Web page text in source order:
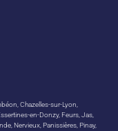
Chazelles-sur-Lyon,
en-Donzy, Feurs, Jas,
Nervieux, Panissières, Pinay,